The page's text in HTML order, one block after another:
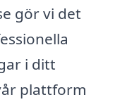
gör vi det
i ditt
plattform